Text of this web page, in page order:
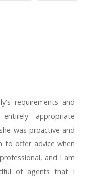
requirements and
appropriate
was proactive and
to offer advice when
and I am
of agents that I